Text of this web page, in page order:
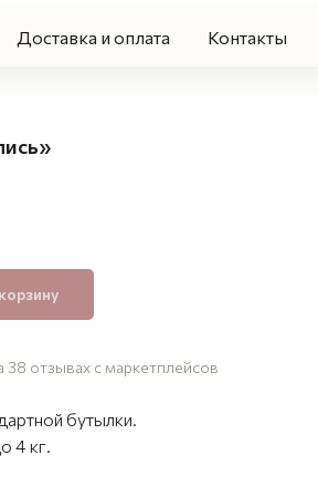
Доставка и оплата Контакты
38 отзывах с маркетплейсов
бутылки.
4 кг.